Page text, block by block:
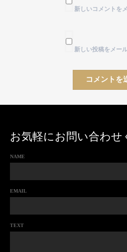
新しいコメントを
新しい投稿をメー
お気軽にお問い合わせ
NAME
EMAIL
TEXT